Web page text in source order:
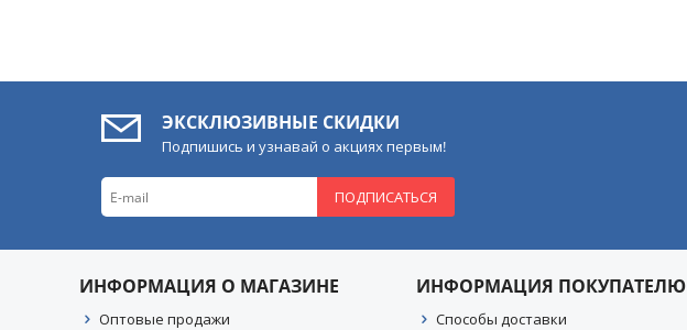
ЭКСКЛЮЗИВНЫЕ СКИДКИ
Подпишись и узнавай о акциях первым!
ПОДПИСАТЬСЯ
ИНФОРМАЦИЯ О МАГАЗИНЕ
Оптовые продажи
ИНФОРМАЦИЯ ПОКУПАТЕЛЮ
Способы доставки